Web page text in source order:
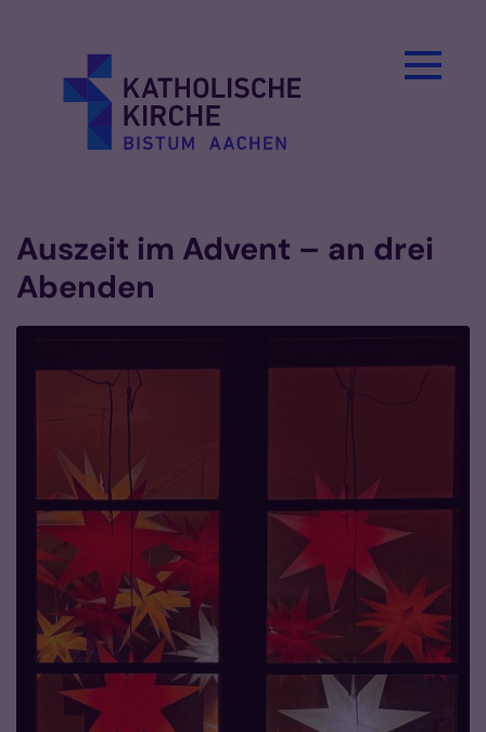
Auszeit im Advent – an drei
Abenden